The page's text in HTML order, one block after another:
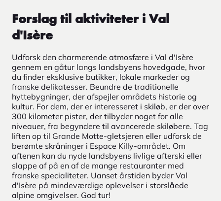
Forslag til aktiviteter i Val
d'Isère
Udforsk den charmerende atmosfære i Val d'Isère
gennem en gåtur langs landsbyens hovedgade, hvor
du finder eksklusive butikker, lokale markeder og
franske delikatesser. Beundre de traditionelle
hyttebygninger, der afspejler områdets historie og
kultur. For dem, der er interesseret i skiløb, er der over
300 kilometer pister, der tilbyder noget for alle
niveauer, fra begyndere til avancerede skiløbere. Tag
liften op til Grande Motte-gletsjeren eller udforsk de
berømte skråninger i Espace Killy-området. Om
aftenen kan du nyde landsbyens livlige afterski eller
slappe af på en af de mange restauranter med
franske specialiteter. Uanset årstiden byder Val
d'Isère på mindeværdige oplevelser i storslåede
alpine omgivelser. God tur!